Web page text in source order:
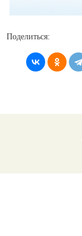
Поделиться: